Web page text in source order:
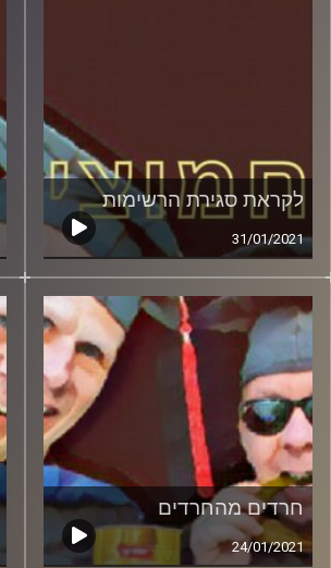
לקראת סגירת הרשימות
31/01/2021
חרדים מהחרדים
24/01/2021